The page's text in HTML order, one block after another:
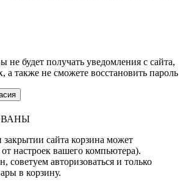
не будет получать уведомления с сайта,
а также не сможете восстановить пароль
закрытии сайта корзина может
настроек вашего компьютера).
советуем авторизоваться и только
в корзину.